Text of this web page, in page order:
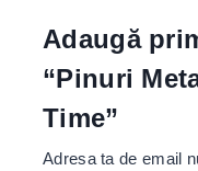
Adaugă
“Pinuri
Time”
Adresa ta de email